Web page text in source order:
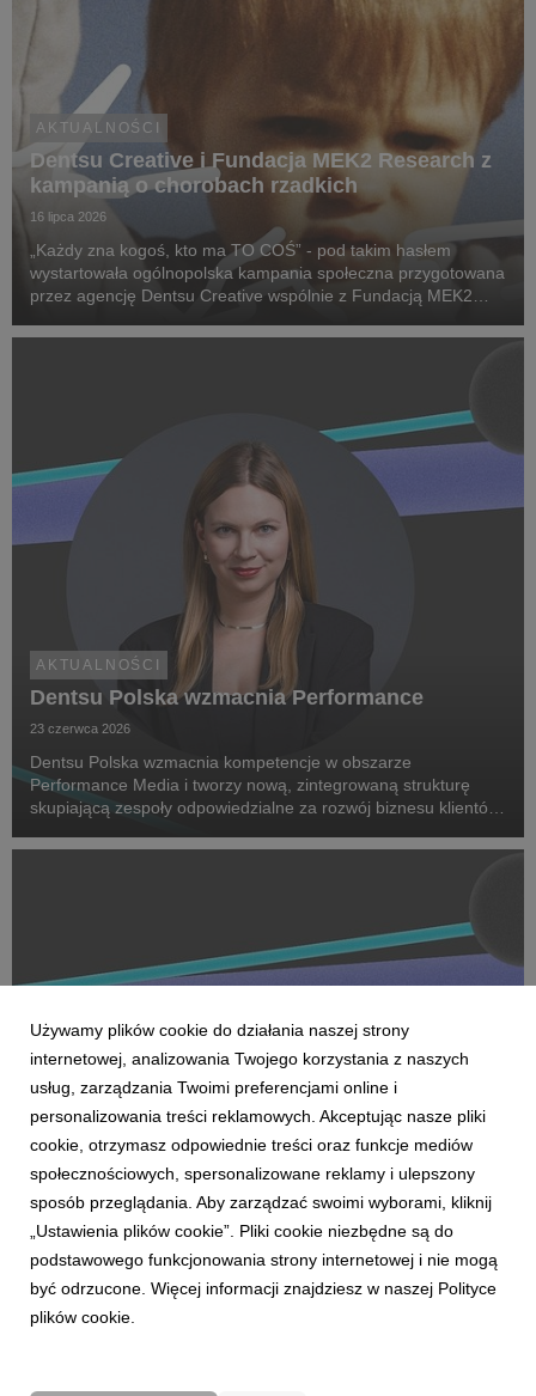
AKTUALNOŚCI
Dentsu Creative i Fundacja MEK2 Research z
kampanią o chorobach rzadkich
16 lipca 2026
„Każdy zna kogoś, kto ma TO COŚ” - pod takim hasłem
wystartowała ogólnopolska kampania społeczna przygotowana
przez agencję Dentsu Creative wspólnie z Fundacją MEK2
chorób rzadkich, zwrócenie uwagi na problemy pac...
AKTUALNOŚCI
Dentsu Polska wzmacnia Performance
23 czerwca 2026
Dentsu Polska wzmacnia kompetencje w obszarze
Performance Media i tworzy nową, zintegrowaną strukturę
skupiającą zespoły odpowiedzialne za rozwój biznesu klientów
Na czele nowego obszaru stanęła Marta Bińczyk jako H...
AKTUALNOŚCI
Dentsu wzmacnia kompetencje Business
Transformation w Polsce
27 kwietnia 2026
Dentsu rozwija w Polsce kompetencje Business
Transformation (BX), wzmacniając swoją pozycję w obszarze
transformacji biznesowej w erze AI. Zespół BX, którym
Używamy plików cookie do działania naszej strony
internetowej, analizowania Twojego korzystania z naszych
usług, zarządzania Twoimi preferencjami online i
personalizowania treści reklamowych. Akceptując nasze pliki
cookie, otrzymasz odpowiednie treści oraz funkcje mediów
społecznościowych, spersonalizowane reklamy i ulepszony
sposób przeglądania. Aby zarządzać swoimi wyborami, kliknij
„Ustawienia plików cookie”. Pliki cookie niezbędne są do
podstawowego funkcjonowania strony internetowej i nie mogą
być odrzucone. Więcej informacji znajdziesz w naszej Polityce
plików cookie.